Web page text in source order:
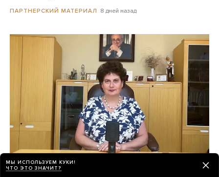
ПАРТНЕРСКИЙ МАТЕРИАЛ 8 дней назад
МЫ ИСПОЛЬЗУЕМ КУКИ!
ЧТО ЭТО ЗНАЧИТ?